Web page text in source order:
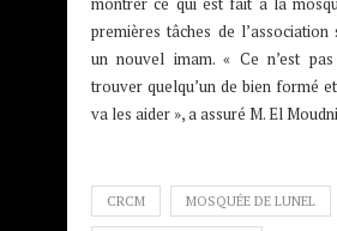
premières tâches de
un nouvel imam. « Ce n’est
trouver quelqu’un de bien formé
va les aider », a assuré M. El
CRCM MOSQUÉE DE LUNEL